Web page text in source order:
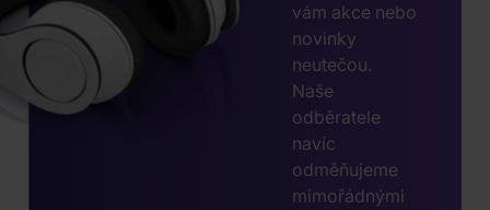
vám akce nebo
novinky
neutečou.
Naše
odběratele
navíc
odměňujeme
mimořádnými